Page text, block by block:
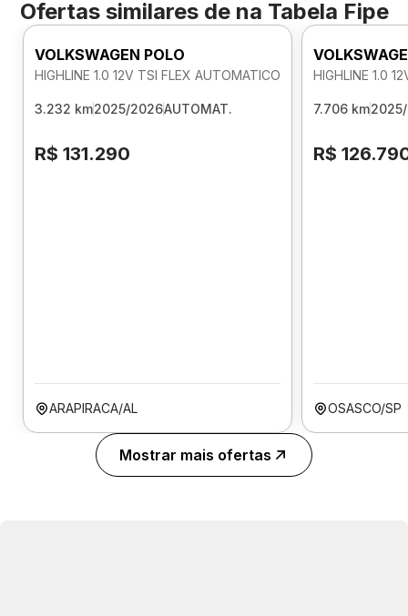
Ofertas similares de na Tabela Fipe
VOLKSWAGEN POLO
HIGHLINE 1.0 12V TSI FLEX AUTOMATICO
3.232 km2025/2026AUTOMAT.
R$ 131.290
ARAPIRACA/AL
HIGHLINE 1.0
7.706 km
R$
OSASCO/SP
Mostrar mais ofertas